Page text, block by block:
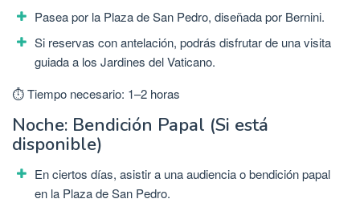
Pasea por la Plaza de San Pedro, diseñada por Bernini.
Si reservas con antelación, podrás disfrutar de una visita
guiada a los Jardines del Vaticano.
⏱ Tiempo necesario: 1–2 horas
Noche: Bendición Papal (Si está
disponible)
En ciertos días, asistir a una audiencia o bendición papal
en la Plaza de San Pedro.